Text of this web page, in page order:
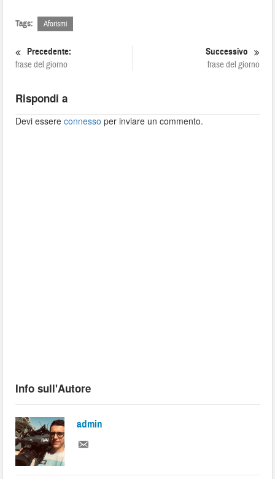
Tags: Aforismi
Precedente:
frase del giorno
Successivo
frase del giorno
Rispondi a
Devi essereconnesso per inviare un commento.
Info sull'Autore
admin